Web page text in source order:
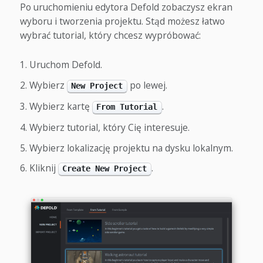
Po uruchomieniu edytora Defold zobaczysz ekran
wyboru i tworzenia projektu. Stąd możesz łatwo
wybrać tutorial, który chcesz wypróbować:
Uruchom Defold.
Wybierz
New Project
po lewej.
Wybierz kartę
From Tutorial
.
Wybierz tutorial, który Cię interesuje.
Wybierz lokalizację projektu na dysku lokalnym.
Kliknij
Create New Project .